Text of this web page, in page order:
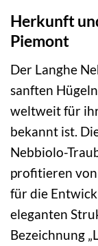
Herkunft
Piemont
Der Langhe
sanften
weltweit für
bekannt ist.
Nebbiolo-
profitieren
für die
eleganten
Bezeichnung